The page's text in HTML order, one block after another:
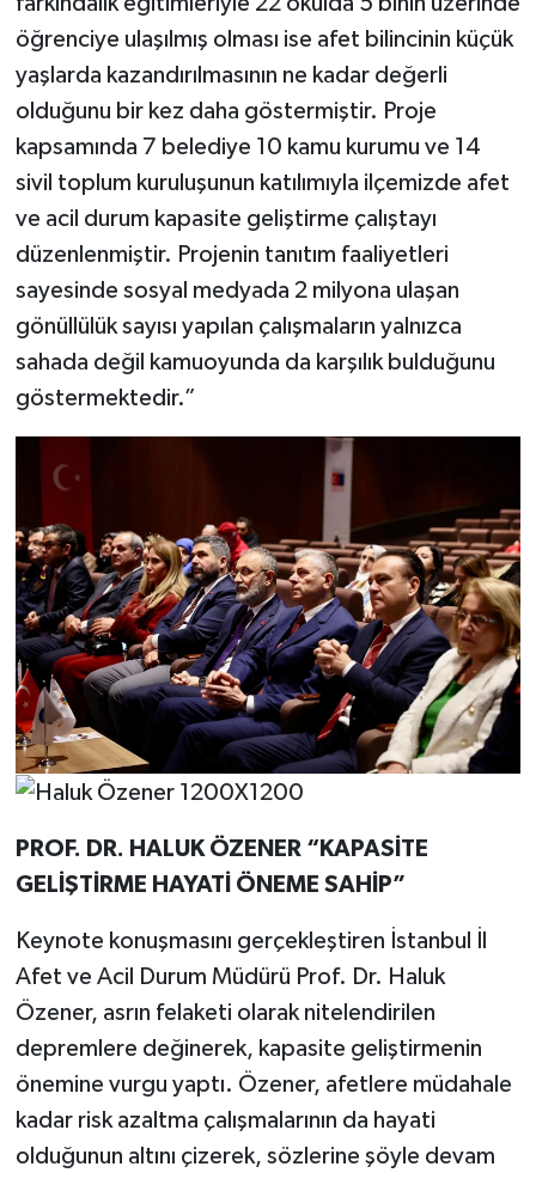
öğrenciye ulaşılmış olması ise afet bilincinin küçük
yaşlarda kazandırılmasının ne kadar değerli
olduğunu bir kez daha göstermiştir. Proje
kapsamında 7 belediye 10 kamu kurumu ve 14
sivil toplum kuruluşunun katılımıyla ilçemizde afet
ve acil durum kapasite geliştirme çalıştayı
düzenlenmiştir. Projenin tanıtım faaliyetleri
sayesinde sosyal medyada 2 milyona ulaşan
gönüllülük sayısı yapılan çalışmaların yalnızca
sahada değil kamuoyunda da karşılık bulduğunu
göstermektedir.”
PROF. DR. HALUK ÖZENER “KAPASİTE
GELİŞTİRME HAYATİ ÖNEME SAHİP”
Keynote konuşmasını gerçekleştiren İstanbul İl
Afet ve Acil Durum Müdürü Prof. Dr. Haluk
Özener, asrın felaketi olarak nitelendirilen
depremlere değinerek, kapasite geliştirmenin
önemine vurgu yaptı. Özener, afetlere müdahale
kadar risk azaltma çalışmalarının da hayati
olduğunun altını çizerek, sözlerine şöyle devam